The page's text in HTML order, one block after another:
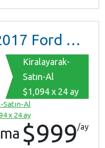
Ford Mustang
Kiralayarak-
Satın-Al
$1,094 x 24 ay
Satın-Al
x 24 ay
$999/ay